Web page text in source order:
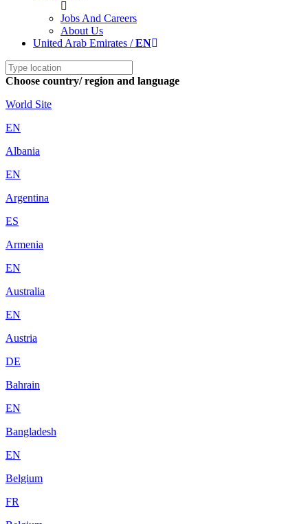
Jobs And Careers
About Us
United Arab Emirates /EN
Choose country/ region and language
World Site
EN
Albania
EN
Argentina
ES
Armenia
EN
Australia
EN
Austria
DE
Bahrain
EN
Bangladesh
EN
Belgium
FR